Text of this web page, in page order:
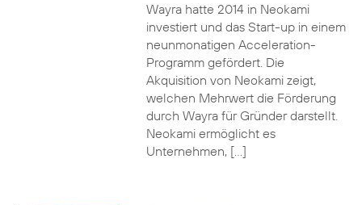
Wayra hatte 2014 in Neokami
investiert und das Start-up in einem
neunmonatigen Acceleration-
Programm gefördert. Die
Akquisition von Neokami zeigt,
welchen Mehrwert die Förderung
durch Wayra für Gründer darstellt.
Neokami ermöglicht es
Unternehmen, […]